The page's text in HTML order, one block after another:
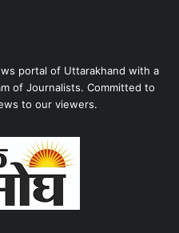
portal of Uttarakhand with a
of Journalists. Committed to
to our viewers.